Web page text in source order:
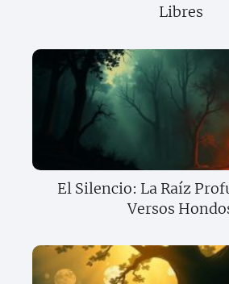
Libres
El Silencio: La Raíz
Versos